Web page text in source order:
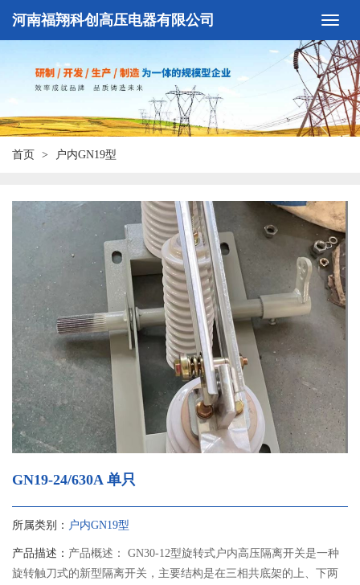
河南福翔科创高压电器有限公司
首页 户内GN19型
GN19-24/630A 单只
所属类别： 户内GN19型
产品描述： 产品概述： GN30-12型旋转式户内高压隔离开关是一种
旋转触刀式的新型隔离开关，主要结构是在三相共底架的上、下两